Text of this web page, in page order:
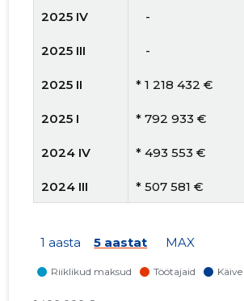
2025 IV
   -
2025 III
   -
2025 II * 1 218 432 €
2025 I * 792 933 €
2024 IV * 493 553 €
2024 III * 507 581 €
1 aasta 5 aastat MAX